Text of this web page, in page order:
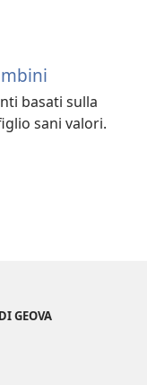
basati sulla
sani valori.
GEOVA